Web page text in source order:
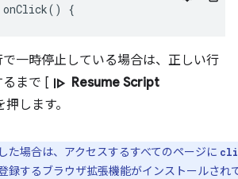
onClick() {
一時停止している場合は、正しい行
るまで [ resume Resume Script
押します。
た場合は、アクセスするすべてのページに
録するブラウザ拡張機能がインストールされ